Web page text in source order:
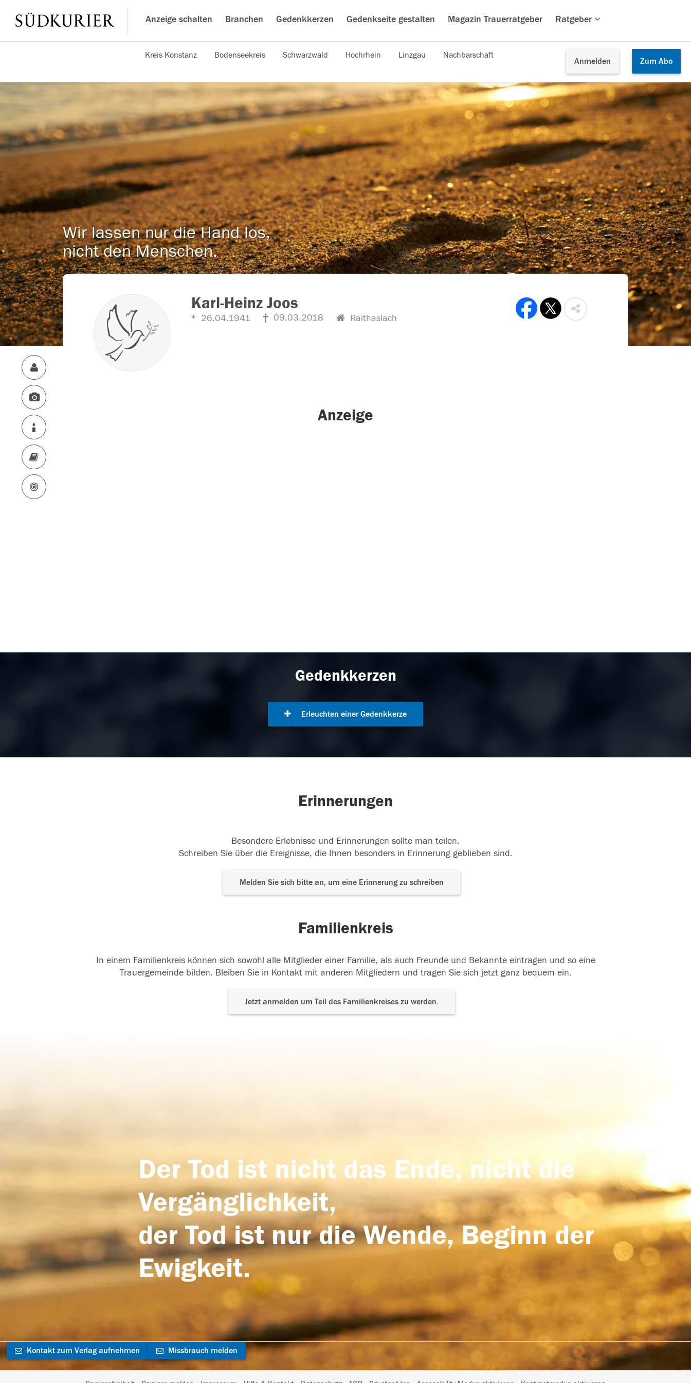
Anzeige schalten Branchen Gedenkkerzen Gedenkseite gestalten Magazin Trauerratgeber Ratgeber
Anmelden Zum Abo
Kreis Konstanz Bodenseekreis Schwarzwald Hochrhein Linzgau Nachbarschaft
Wir lassen nur die Hand los,
nicht den Menschen.
Karl-Heinz Joos
26.04.1941 09.03.2018 Raithaslach
Anzeige
Gedenkkerzen
Erleuchten einer Gedenkkerze
Erinnerungen
Besondere Erlebnisse und Erinnerungen sollte man teilen.
Schreiben Sie über die Ereignisse, die Ihnen besonders in Erinnerung geblieben sind.
Melden Sie sich bitte an, um eine Erinnerung zu schreiben
Familienkreis
In einem Familienkreis können sich sowohl alle Mitglieder einer Familie, als auch Freunde und Bekannte eintragen und so eine
Trauergemeinde bilden. Bleiben Sie in Kontakt mit anderen Mitgliedern und tragen Sie sich jetzt ganz bequem ein.
Jetzt anmelden um Teil des Familienkreises zu werden.
Der Tod ist nicht das Ende, nicht die
Vergänglichkeit,
der Tod ist nur die Wende, Beginn der
Ewigkeit.
Kontakt zum Verlag aufnehmen Missbrauch melden